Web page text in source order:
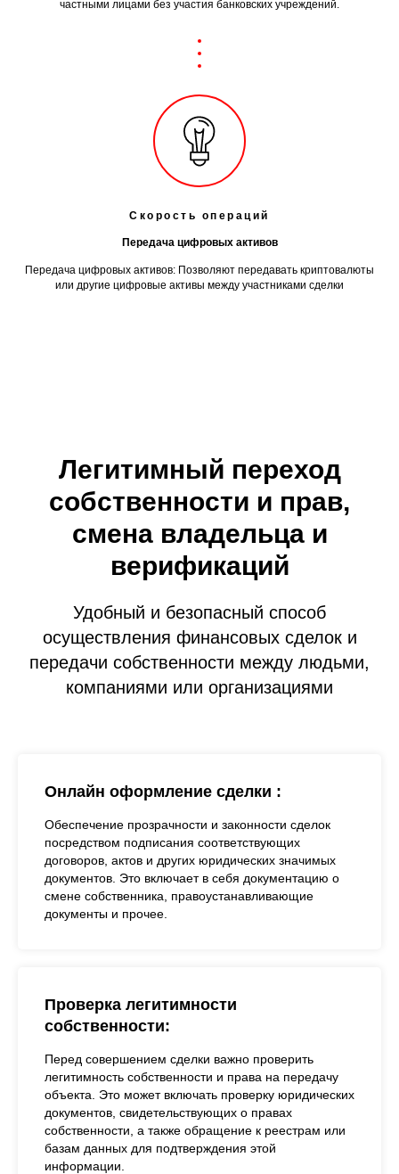
частными лицами без участия банковских учреждений.
Скорость операций
Передача цифровых активов
Передача цифровых активов: Позволяют передавать криптовалюты
или другие цифровые активы между участниками сделки
Легитимный переход
собственности и прав,
смена владельца и
верификаций
Удобный и безопасный способ
осуществления финансовых сделок и
передачи собственности между людьми,
компаниями или организациями
Онлайн оформление сделки :
Обеспечение прозрачности и законности сделок
посредством подписания соответствующих
договоров, актов и других юридических значимых
документов. Это включает в себя документацию о
смене собственника, правоустанавливающие
документы и прочее.
Проверка легитимности
собственности:
Перед совершением сделки важно проверить
легитимность собственности и права на передачу
объекта. Это может включать проверку юридических
документов, свидетельствующих о правах
собственности, а также обращение к реестрам или
базам данных для подтверждения этой
информации.